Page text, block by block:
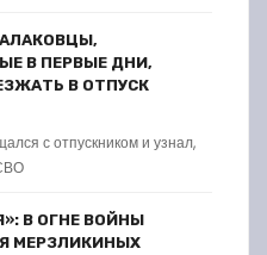
В ПЕРВЫЕ ДНИ,
В ОТПУСК
с отпускником и узнал,
В ОГНЕ ВОЙНЫ
МЕРЗЛИКИНЫХ